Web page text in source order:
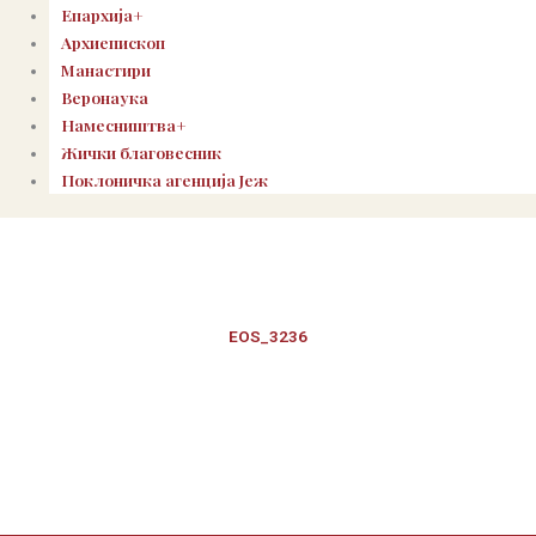
Епархија+
Архиепископ
Манастири
Веронаука
Намесништва+
Жички благовесник
Поклоничка агенција Јеж
EOS_3236